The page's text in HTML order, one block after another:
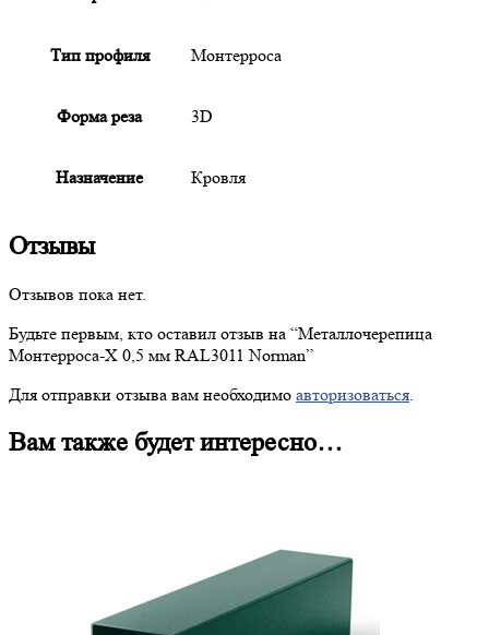
Тип профиля Монтерроса
Форма реза 3D
Назначение Кровля
Отзывы
Отзывов пока нет.
Будьте первым, кто оставил отзыв на “Металлочерепица
Монтерроса-X 0,5 мм RAL3011 Norman”
Для отправки отзыва вам необходимо авторизоваться
Вам также будет интересно…